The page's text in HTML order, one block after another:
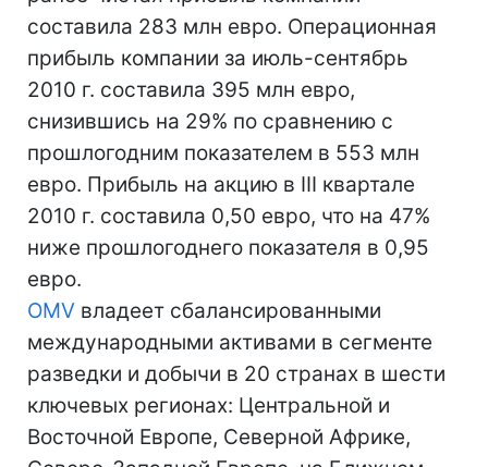
составила 283 млн евро. Операционная
прибыль компании за июль-сентябрь
2010 г. составила 395 млн евро,
снизившись на 29% по сравнению с
прошлогодним показателем в 553 млн
евро. Прибыль на акцию в III квартале
2010 г. составила 0,50 евро, что на 47%
ниже прошлогоднего показателя в 0,95
евро.
OMV владеет сбалансированными
международными активами в сегменте
разведки и добычи в 20 странах в шести
ключевых регионах: Центральной и
Восточной Европе, Северной Африке,